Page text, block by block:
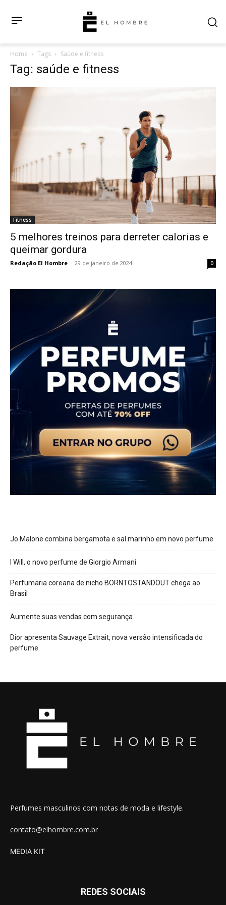
Home Tags Saúde e fitness
Tag: saúde e fitness
Fitness
5 melhores treinos para derreter calorias e
queimar gordura
Redação El Hombre - 29 de janeiro de 2024 0
Jo Malone combina bergamota e sal marinho em novo perfume
I Will, o novo perfume de Giorgio Armani
Perfumaria coreana de nicho BORNTOSTANDOUT chega ao
Brasil
Aumente suas vendas com segurança
Dior apresenta Sauvage Extrait, nova versão intensificada do
perfume
Perfumes masculinos com notas de moda e lifestyle.
contato@elhombre.com.br
MEDIA KIT
REDES SOCIAIS